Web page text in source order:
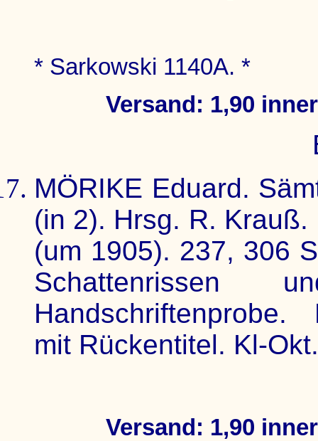
* Sarkowski 1140A. *
Versand: 1,90
MÖRIKE Eduard.
(in 2). Hrsg. R.
(um 1905). 237, 306
Handschriftenprobe.
mit Rückentitel. Kl-Okt.
Versand: 1,90